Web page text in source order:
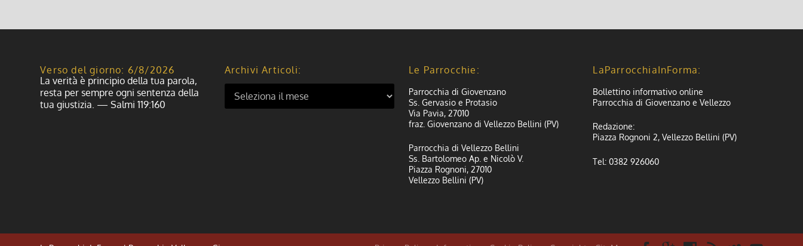
Verso del giorno: 6/8/2026
La verità è principio della tua parola,
resta per sempre ogni sentenza della
tua giustizia. — Salmi 119:160
Archivi Articoli: Le Parrocchie:
Parrocchia di Giovenzano
Ss. Gervasio e Protasio
Via Pavia, 27010
fraz. Giovenzano di Vellezzo Bellini (PV)
Parrocchia di Vellezzo Bellini
Ss. Bartolomeo Ap. e Nicolò V.
Piazza Rognoni, 27010
Vellezzo Bellini (PV)
LaParrocchiaInForma:
Bollettino informativo online
Parrocchia di Giovenzano e Vellezzo
Redazione:
Piazza Rognoni 2, Vellezzo Bellini (PV)
Tel: 0382 926060